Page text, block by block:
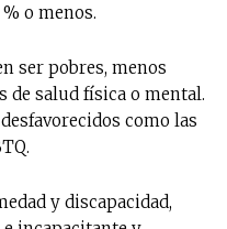
o menos.
ser pobres, menos
de salud física o mental.
como las
y discapacidad,